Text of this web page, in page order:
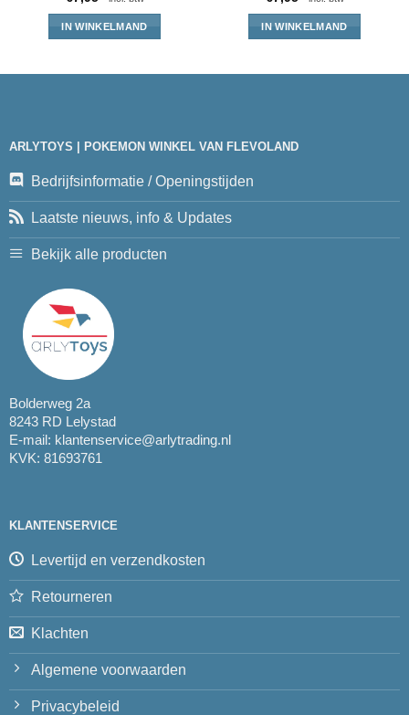
IN WINKELMAND IN WINKELMAND
ARLYTOYS | POKEMON WINKEL VAN FLEVOLAND
Bedrijfsinformatie / Openingstijden
Laatste nieuws, info & Updates
Bekijk alle producten
Bolderweg 2a
8243 RD Lelystad
E-mail: klantenservice@arlytrading.nl
KVK: 81693761
KLANTENSERVICE
Levertijd en verzendkosten
Retourneren
Klachten
Algemene voorwaarden
Privacybeleid